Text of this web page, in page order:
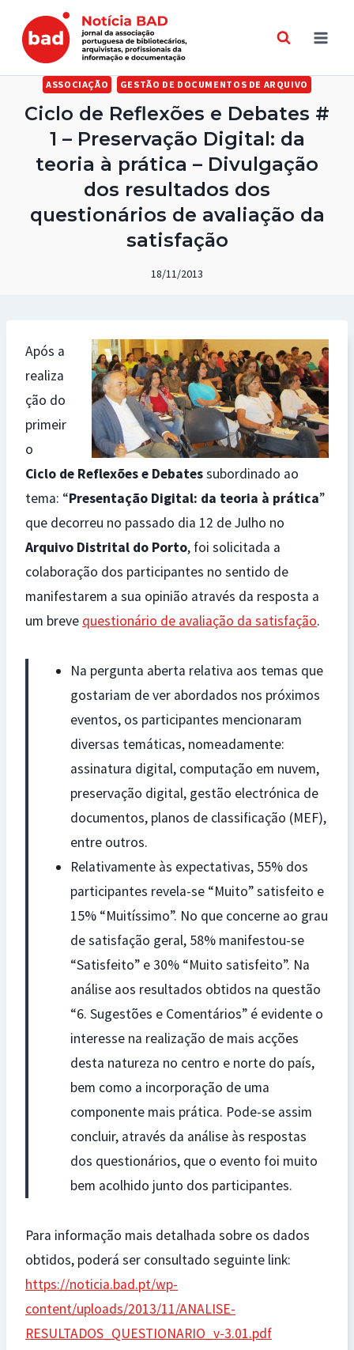
content
ASSOCIAÇÃO GESTÃO DE DOCUMENTOS DE ARQUIVO
Ciclo de Reflexões e Debates #
1 – Preservação Digital: da
teoria à prática – Divulgação
dos resultados dos
questionários de avaliação da
satisfação
18/11/2013
Após a
realiza
ção do
primeir
o
Ciclo de Reflexões e Debatessubordinado ao
tema: “Presentação Digital: da teoria à prática”
que decorreu no passado dia 12 de Julho no
Arquivo Distrital do Porto, foi solicitada a
colaboração dos participantes no sentido de
manifestarem a sua opinião através da resposta a
um breve questionário de avaliação da satisfação.
Na pergunta aberta relativa aos temas que
gostariam de ver abordados nos próximos
eventos, os participantes mencionaram
diversas temáticas, nomeadamente:
assinatura digital, computação em nuvem,
preservação digital, gestão electrónica de
documentos, planos de classificação (MEF),
entre outros.
Relativamente às expectativas, 55% dos
participantes revela-se “Muito” satisfeito e
15% “Muitíssimo”. No que concerne ao grau
de satisfação geral, 58% manifestou-se
“Satisfeito” e 30% “Muito satisfeito”. Na
análise aos resultados obtidos na questão
“6. Sugestões e Comentários” é evidente o
interesse na realização de mais acções
desta natureza no centro e norte do país,
bem como a incorporação de uma
componente mais prática. Pode-se assim
concluir, através da análise às respostas
dos questionários, que o evento foi muito
bem acolhido junto dos participantes.
Para informação mais detalhada sobre os dados
obtidos, poderá ser consultado seguinte link:
https://noticia.bad.pt/wp-
content/uploads/2013/11/ANALISE-
RESULTADOS_QUESTIONARIO_v-3.01.pdf